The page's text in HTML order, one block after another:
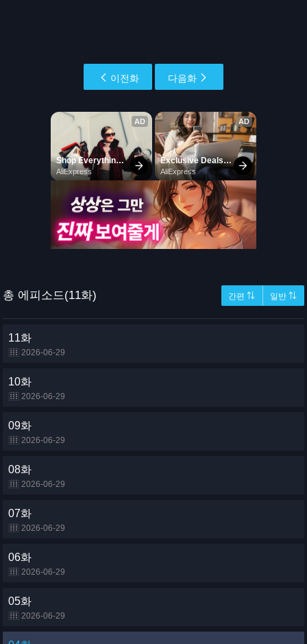
이전화 다음화
총 에피소드(11화) 간편 ⇅ 일반 ⇅
11화
2026-06-29
10화
2026-06-29
09화
2026-06-29
08화
2026-06-29
07화
2026-06-29
06화
2026-06-29
05화
2026-06-29